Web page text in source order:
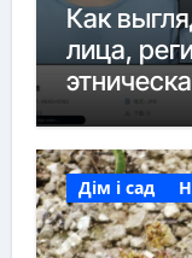
Как
лица,
Дім і сад